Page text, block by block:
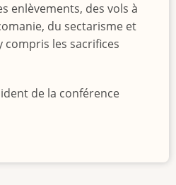
enlèvements, des vols à
du sectarisme et
compris les sacrifices
de la conférence